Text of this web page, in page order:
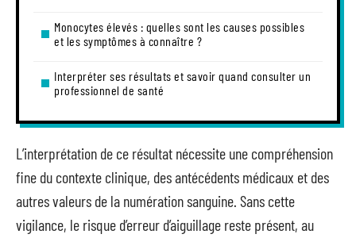
Monocytes élevés : quelles sont les causes possibles
et les symptômes à connaître ?
Interpréter ses résultats et savoir quand consulter un
professionnel de santé
L’interprétation de ce résultat nécessite une compréhension
fine du contexte clinique, des antécédents médicaux et des
autres valeurs de la numération sanguine. Sans cette
vigilance, le risque d’erreur d’aiguillage reste présent, au